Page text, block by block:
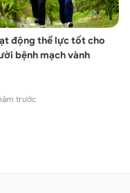
động thể lực tốt cho
bệnh mạch vành
trước